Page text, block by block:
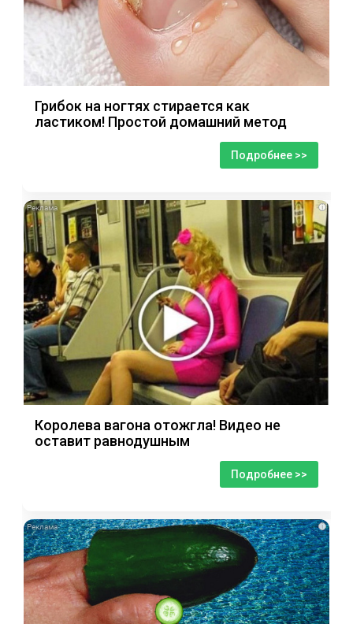
Грибок на ногтях стирается как
ластиком! Простой домашний метод
Подробнее >>
i
Королева вагона отожгла! Видео не
оставит равнодушным
Подробнее >>
i